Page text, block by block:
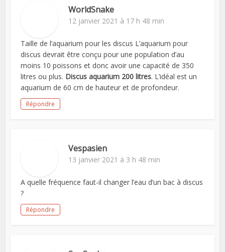
WorldSnake
12 janvier 2021 à 17 h 48 min
Taille de l’aquarium pour les discus L’aquarium pour
discus devrait être conçu pour une population d’au
moins 10 poissons et donc avoir une capacité de 350
litres ou plus. Discus aquarium 200 litres. L’idéal est un
aquarium de 60 cm de hauteur et de profondeur.
Répondre
Vespasien
13 janvier 2021 à 3 h 48 min
A quelle fréquence faut-il changer l’eau d’un bac à discus
?
Répondre